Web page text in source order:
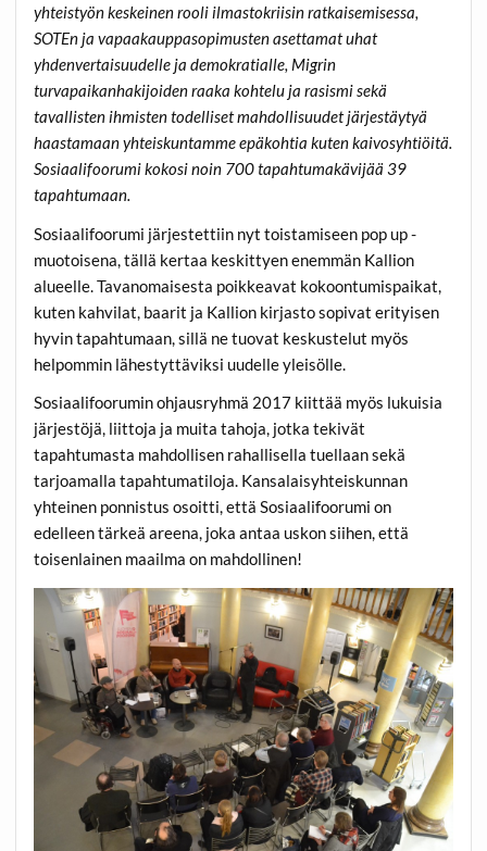
yhteistyön keskeinen rooli ilmastokriisin ratkaisemisessa,
SOTEn ja vapaakauppasopimusten asettamat uhat
yhdenvertaisuudelle ja demokratialle, Migrin
turvapaikanhakijoiden raaka kohtelu ja rasismi sekä
tavallisten ihmisten todelliset mahdollisuudet järjestäytyä
haastamaan yhteiskuntamme epäkohtia kuten kaivosyhtiöitä.
Sosiaalifoorumi kokosi noin 700 tapahtumakävijää 39
tapahtumaan.
Sosiaalifoorumi järjestettiin nyt toistamiseen pop up -
muotoisena, tällä kertaa keskittyen enemmän Kallion
alueelle. Tavanomaisesta poikkeavat kokoontumispaikat,
kuten kahvilat, baarit ja Kallion kirjasto sopivat erityisen
hyvin tapahtumaan, sillä ne tuovat keskustelut myös
helpommin lähestyttäviksi uudelle yleisölle.
Sosiaalifoorumin ohjausryhmä 2017 kiittää myös lukuisia
järjestöjä, liittoja ja muita tahoja, jotka tekivät
tapahtumasta mahdollisen rahallisella tuellaan sekä
tarjoamalla tapahtumatiloja. Kansalaisyhteiskunnan
yhteinen ponnistus osoitti, että Sosiaalifoorumi on
edelleen tärkeä areena, joka antaa uskon siihen, että
toisenlainen maailma on mahdollinen!